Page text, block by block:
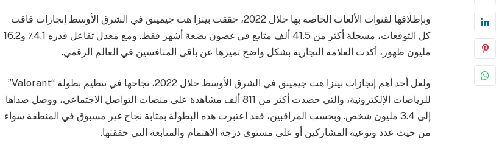
وبإطلاقها لقنوات الألعاب الخاصة بها خلال 2022، حققت بيتزا هت جيمينق في الشرق الأوسط إنجازات فاقت
كل التوقعات، مسجلة أكثر من 41.5 ألف متابع في غضون بضعة أشهر فقط. ومع معدل تفاعل قدره 4.1٪ و16.2
مليون ظهور، أكدت العلامة التجارية بشكل واضح تميزها عن باقي المنافسين في العالم الرقمي.
ولعل أحد أهم إنجازات بيتزا هت جيمينق في الشرق الأوسط خلال 2022، نجاحها في تنظيم بطولة “Valorant”
للرياضات الإلكترونية، والتي حصدت أكثر من 811 ألف مشاهدة على منصات التواصل الاجتماعي، ووصل صداها
إلى 3.4 مليون شخص. وبحسب المراقبين، فقد اعتبرت هذه البطولة بمثابة نجاح غير مسبوق في المنطقة سواء
من حيث عدد ونوعية المشاركين أو على مستوى درجة الاهتمام والمتابعة التي حققتها.